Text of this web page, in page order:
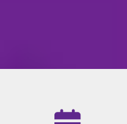
Resultados da nossa